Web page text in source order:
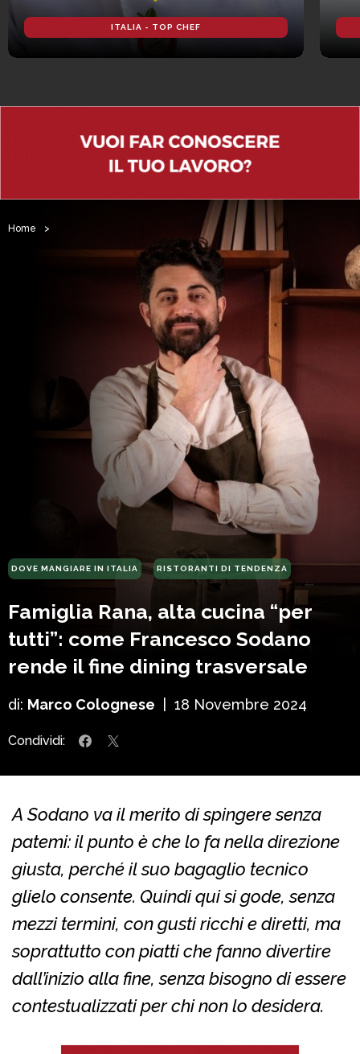
ITALIA - TOP CHEF
Home >
DOVE MANGIARE IN ITALIA RISTORANTI DI TENDENZA
Famiglia Rana, alta cucina “per
tutti”: come Francesco Sodano
rende il fine dining trasversale
di: Marco Colognese 18 Novembre 2024
Condividi:
A Sodano va il merito di spingere senza
patemi: il punto è che lo fa nella direzione
giusta, perché il suo bagaglio tecnico
glielo consente. Quindi qui si gode, senza
mezzi termini, con gusti ricchi e diretti, ma
soprattutto con piatti che fanno divertire
dall’inizio alla fine, senza bisogno di essere
contestualizzati per chi non lo desidera.